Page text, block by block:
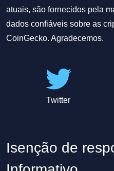
atuais, são fornecidos pela
dados confiáveis sobre as
CoinGecko. Agradecemos.
Twitter
Isenção de